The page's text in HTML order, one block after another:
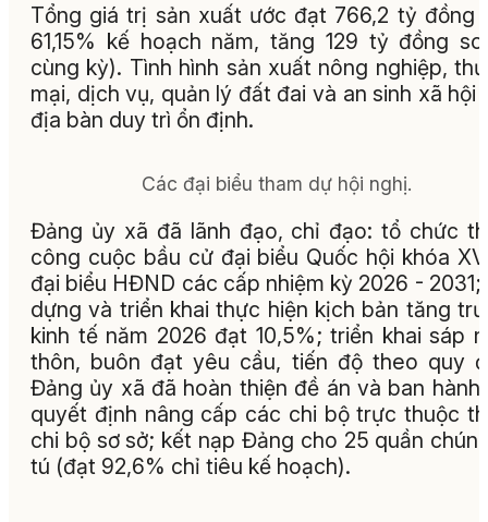
Tổng giá trị sản xuất ước đạt 766,2 tỷ đồng
61,15% kế hoạch năm, tăng 129 tỷ đồng
cùng kỳ). Tình hình sản xuất nông nghiệp,
mại, dịch vụ, quản lý đất đai và an sinh xã hội
địa bàn duy trì ổn định.
Các đại biểu tham dự hội nghị.
Đảng ủy xã đã lãnh đạo, chỉ đạo: tổ chức
công cuộc bầu cử đại biểu Quốc hội khóa
đại biểu HĐND các cấp nhiệm kỳ 2026 - 2031;
dựng và triển khai thực hiện kịch bản tăng
kinh tế năm 2026 đạt 10,5%; triển khai sáp
thôn, buôn đạt yêu cầu, tiến độ theo quy
Đảng ủy xã đã hoàn thiện đề án và ban hành
quyết định nâng cấp các chi bộ trực thuộc
chi bộ sơ sở; kết nạp Đảng cho 25 quần
tú (đạt 92,6% chỉ tiêu kế hoạch).